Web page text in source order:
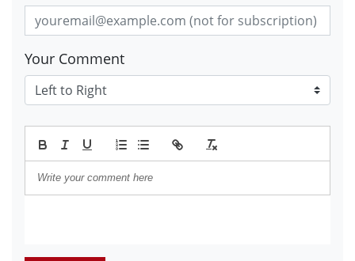
Your Comment